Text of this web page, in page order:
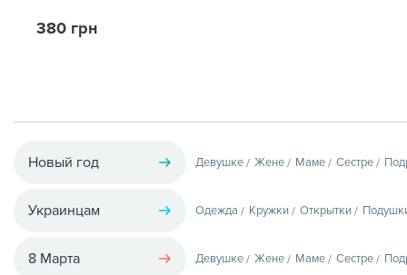
380 грн
Новый год Девушке Жене Маме Сестре
Украинцам Одежда Кружки Открытки
8 Марта Девушке Жене Маме Сестре